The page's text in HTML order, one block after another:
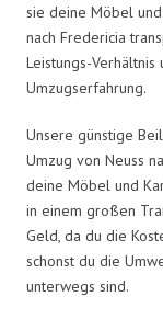
sie deine Möbel
nach Fredericia
Leistungs-
Umzugserfahrung.
Unsere günstige
Umzug von Neuss
deine Möbel und
in einem großen
Geld, da du die
schonst du die
unterwegs sind.